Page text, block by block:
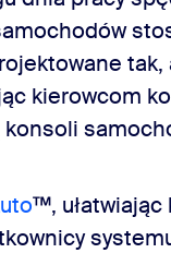
kierowcom
™,